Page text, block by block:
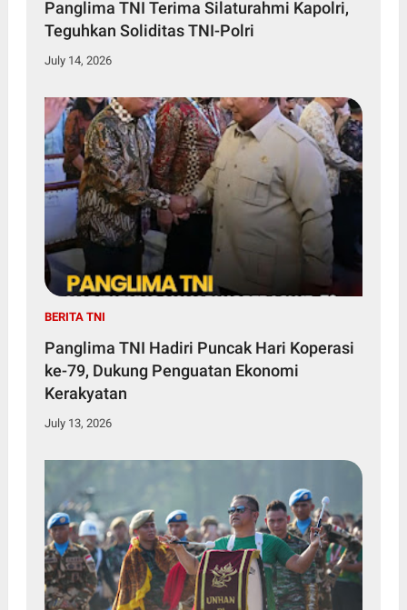
Panglima TNI Terima Silaturahmi Kapolri,
Teguhkan Soliditas TNI-Polri
July 14, 2026
BERITA TNI
Panglima TNI Hadiri Puncak Hari Koperasi
ke-79, Dukung Penguatan Ekonomi
Kerakyatan
July 13, 2026